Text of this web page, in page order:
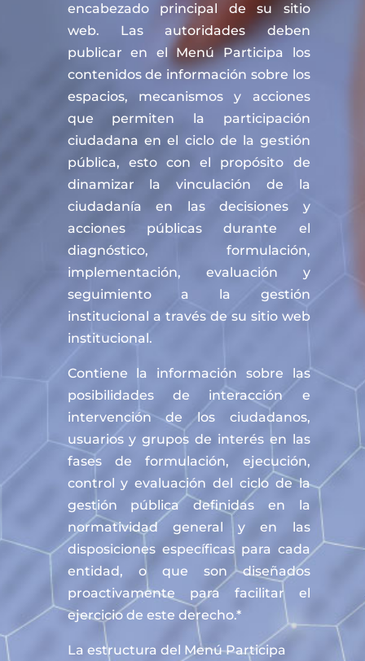
encabezado principal de su sitio
web. Las autoridades deben
publicar en el Menú Participa los
contenidos de información sobre los
espacios, mecanismos y acciones
que permiten la participación
ciudadana en el ciclo de la gestión
pública, esto con el propósito de
dinamizar la vinculación de la
ciudadanía en las decisiones y
acciones públicas durante el
diagnóstico, formulación,
implementación, evaluación y
seguimiento a la gestión
institucional a través de su sitio web
institucional.
Contiene la información sobre las
posibilidades de interacción e
intervención de los ciudadanos,
usuarios y grupos de interés en las
fases de formulación, ejecución,
control y evaluación del ciclo de la
gestión pública definidas en la
normatividad general y en las
disposiciones específicas para cada
entidad, o que son diseñados
proactivamente para facilitar el
ejercicio de este derecho.*
La estructura del Menú Participa